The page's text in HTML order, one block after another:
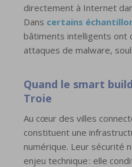
directement à Internet
Dans certains
bâtiments intelligents ont
attaques de malware,
Quand le smart
Troie
Au cœur des villes
constituent une
numérique. Leur sécurité
enjeu technique : elle